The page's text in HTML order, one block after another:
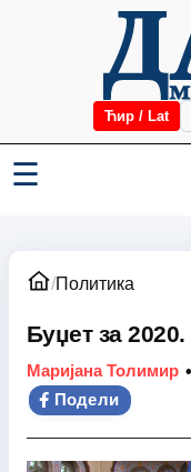
Ћир / Lat
☰
/Политика
Буџет за
Маријана Толимир •
Подели